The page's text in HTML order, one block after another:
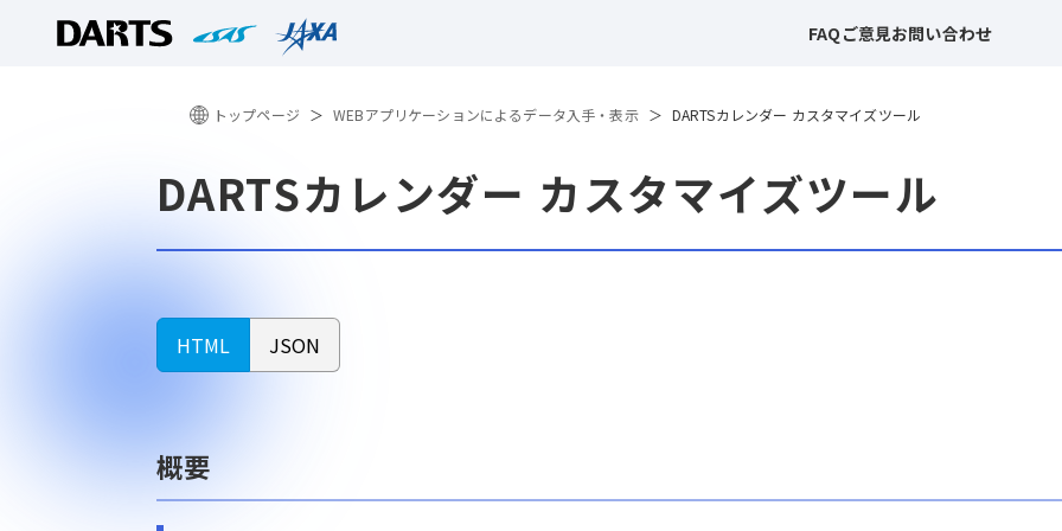
FAQ ご意見お問い合わせ
トップページ WEBアプリケーションによるデータ入手・表示 DARTSカレンダー カスタマイズツール
DARTSカレンダー カスタマイズツール
HTML JSON
概要